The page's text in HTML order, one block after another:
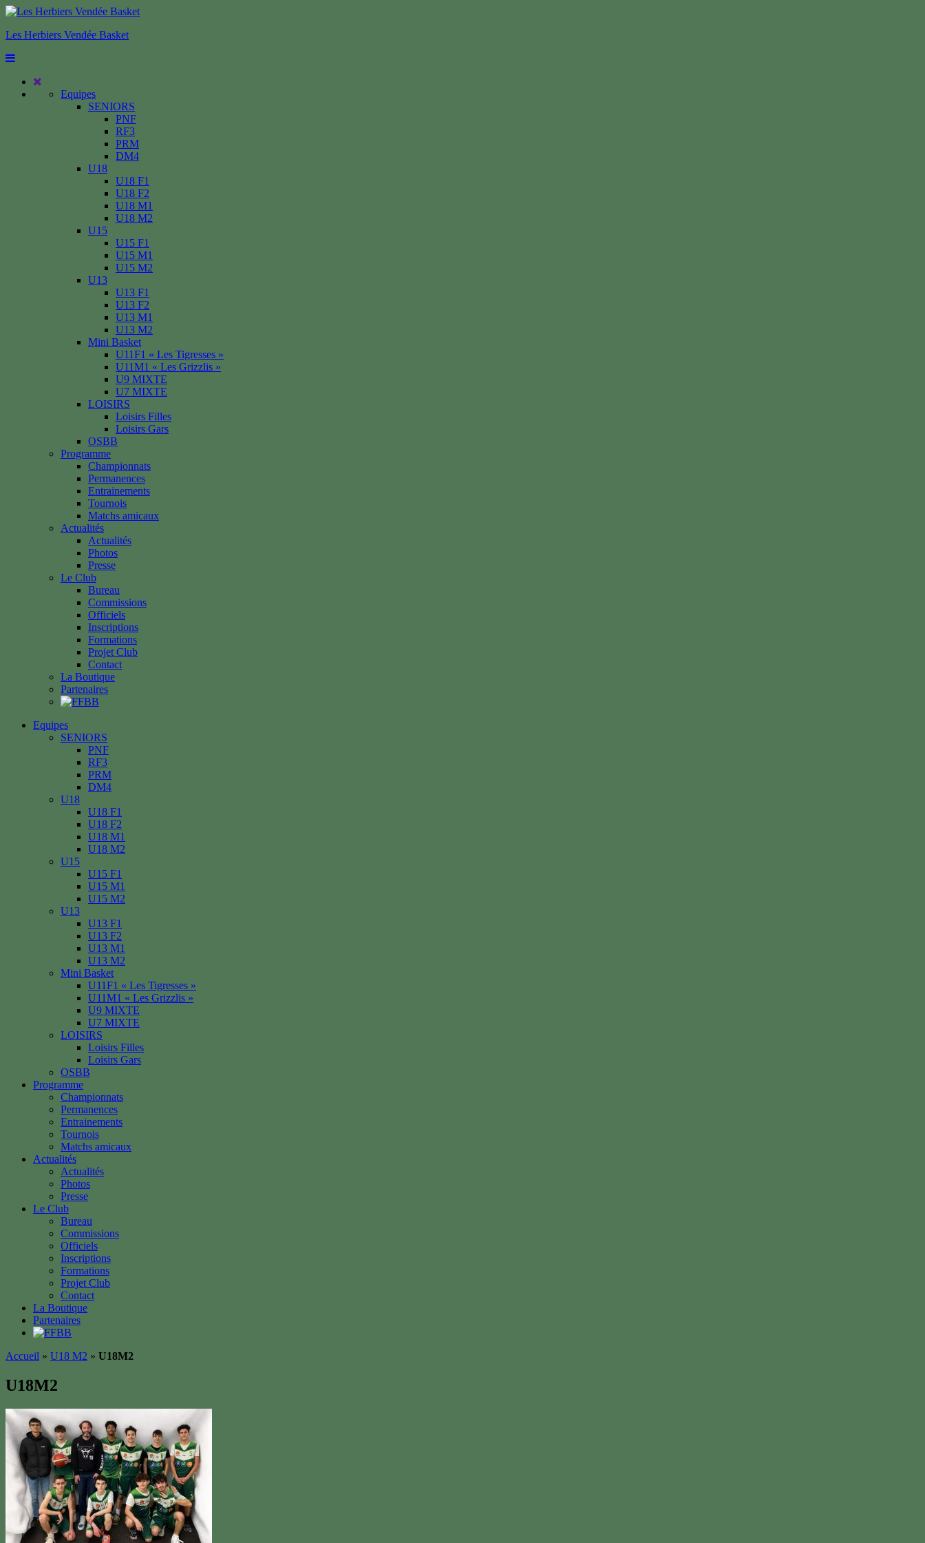
Les Herbiers Vendée Basket
Equipes
SENIORS
PNF
RF3
PRM
DM4
U18
U18 F1
U18 F2
U18 M1
U18 M2
U15
U15 F1
U15 M1
U15 M2
U13
U13 F1
U13 F2
U13 M1
U13 M2
Mini Basket
U11F1 « Les Tigresses »
U11M1 « Les Grizzlis »
U9 MIXTE
U7 MIXTE
LOISIRS
Loisirs Filles
Loisirs Gars
OSBB
Programme
Championnats
Permanences
Entrainements
Tournois
Matchs amicaux
Actualités
Actualités
Photos
Presse
Le Club
Bureau
Commissions
Officiels
Inscriptions
Formations
Projet Club
Contact
La Boutique
Partenaires
Equipes
SENIORS
PNF
RF3
PRM
DM4
U18
U18 F1
U18 F2
U18 M1
U18 M2
U15
U15 F1
U15 M1
U15 M2
U13
U13 F1
U13 F2
U13 M1
U13 M2
Mini Basket
U11F1 « Les Tigresses »
U11M1 « Les Grizzlis »
U9 MIXTE
U7 MIXTE
LOISIRS
Loisirs Filles
Loisirs Gars
OSBB
Programme
Championnats
Permanences
Entrainements
Tournois
Matchs amicaux
Actualités
Actualités
Photos
Presse
Le Club
Bureau
Commissions
Officiels
Inscriptions
Formations
Projet Club
Contact
La Boutique
Partenaires
Accueil » U18 M2 » U18M2
U18M2